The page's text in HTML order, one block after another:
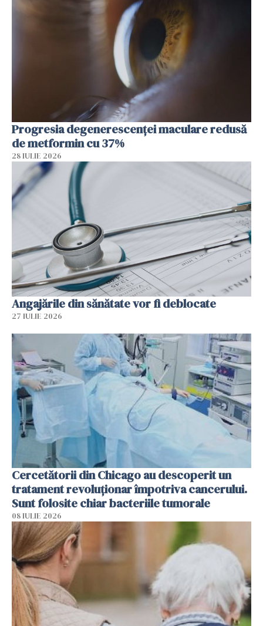
Progresia degenerescenței maculare redusă
de metformin cu 37%
28 IULIE 2026
Angajările din sănătate vor fi deblocate
27 IULIE 2026
Cercetătorii din Chicago au descoperit un
tratament revoluționar împotriva cancerului.
Sunt folosite chiar bacteriile tumorale
08 IULIE 2026